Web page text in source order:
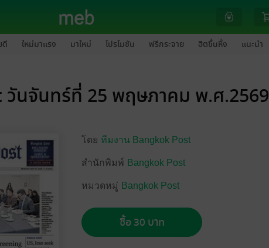
ดี ใหม่มาแรง มาใหม่ โปรโมชัน ฟรีกระจาย ฮิตขึ้นหิ้ง แนะนำ
วันจันทร์ที่ 25 พฤษภาคม พ.ศ.2569
โดย ทีมงาน Bangkok Post
สำนักพิมพ์ Bangkok Post
หมวดหมู่ Bangkok Post
ซื้อ 30 บาท